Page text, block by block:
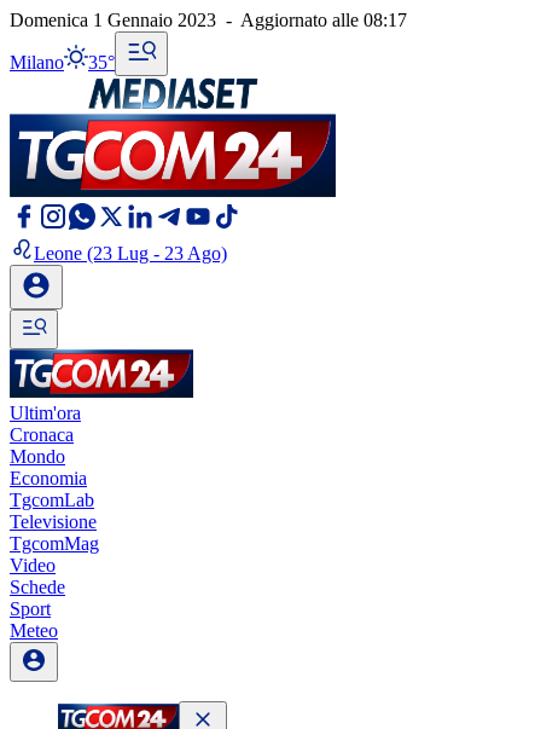
Domenica 1 Gennaio 2023 - Aggiornato alle 08:17
Milano 35°
Leone (23 Lug - 23 Ago)
Ultim'ora
Cronaca
Mondo
Economia
TgcomLab
Televisione
TgcomMag
Video
Schede
Sport
Meteo